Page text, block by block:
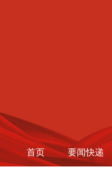
首页 要闻快递